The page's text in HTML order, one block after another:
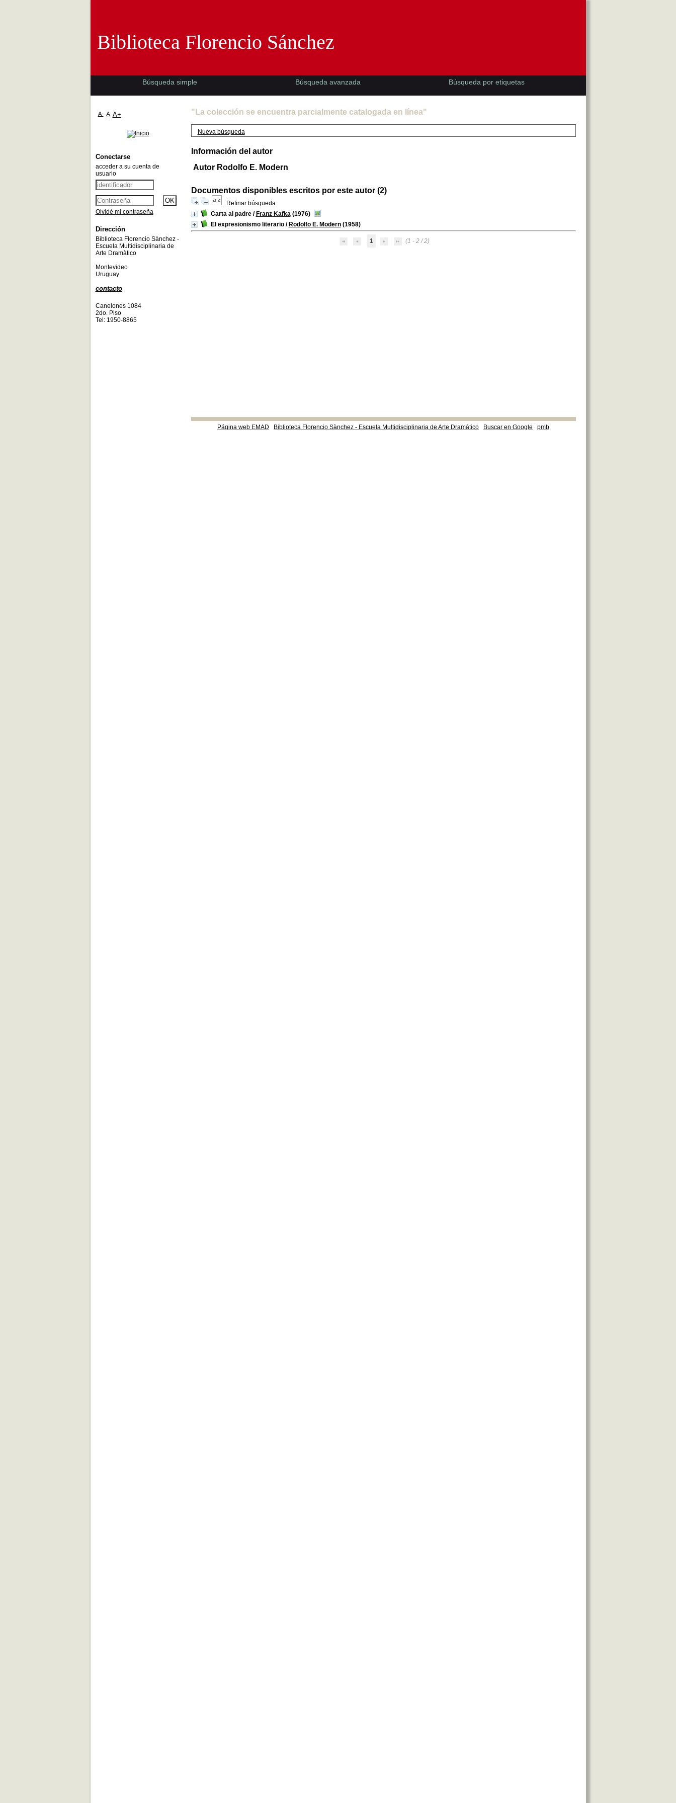
"La colección se encuentra parcialmente catalogada en línea"
Nueva búsqueda
Información del autor
Autor Rodolfo E. Modern
Documentos disponibles escritos por este autor (2)
Refinar búsqueda
Carta al padre/ Franz Kafka(1976)
El expresionismo literario/ Rodolfo E. Modern(1958)
1 (1 - 2 / 2)
Página web EMAD Biblioteca Florencio Sànchez - Escuela Multidisciplinaria de Arte Dramàtico Buscar en Google pmb
Biblioteca Florencio Sánchez
Búsqueda simple Búsqueda avanzada Búsqueda por etiquetas
A- A A+
Conectarse
acceder a su cuenta de
usuario
Olvidé mi contraseña
Dirección
Biblioteca Florencio Sànchez -
Escuela Multidisciplinaria de
Arte Dramàtico
Montevideo
Uruguay
contacto
Canelones 1084
2do. Piso
Tel: 1950-8865